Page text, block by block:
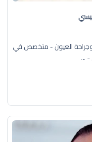
العيون - متخصص في
...